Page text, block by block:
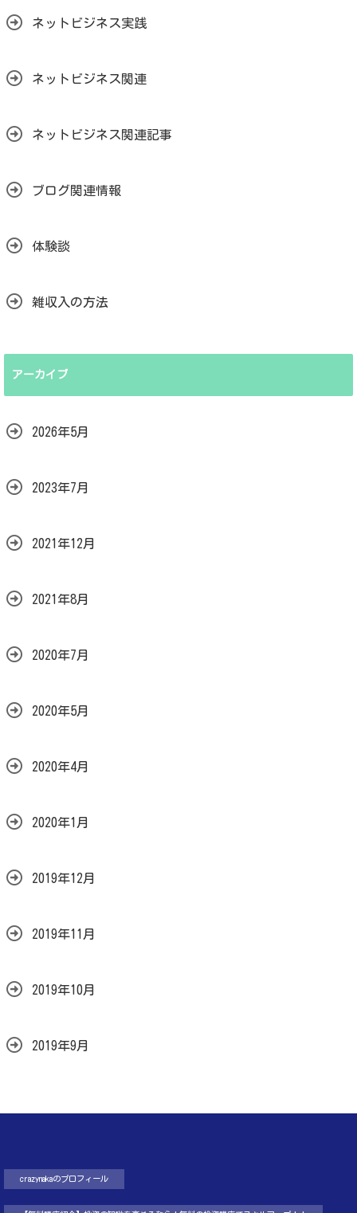
ネットビジネス実践
ネットビジネス関連
ネットビジネス関連記事
ブログ関連情報
体験談
雑収入の方法
アーカイブ
2026年5月
2023年7月
2021年12月
2021年8月
2020年7月
2020年5月
2020年4月
2020年1月
2019年12月
2019年11月
2019年10月
2019年9月
crazynakaのプロフィール